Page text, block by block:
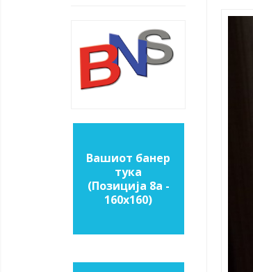
Вашиот банер
тука
(Позиција 8a -
160х160)